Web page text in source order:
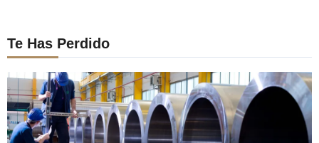
Te Has Perdido